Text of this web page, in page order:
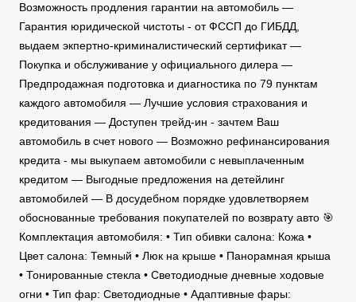
Возможность продления гарантии на автомобиль —
Гарантия юридической чистоты - от ФССП до ГИБДД,
выдаем экпертно-криминалистический сертификат —
Покупка и обслуживание у официального дилера —
Предпродажная подготовка и диагностика по 79 пунктам
каждого автомобиля — Лучшие условия страхования и
кредитования — Доступен трейд-ин - зачтем Ваш
автомобиль в счет нового — Возможно рефинансирования
кредита - мы выкупаем автомобили с невыплаченным
кредитом — Выгодные предложения на детейлинг
автомобилей — В досудебном порядке удовлетворяем
обоснованные требования покупателей по возврату авто 🎯
Комплектация автомобиля: • Тип обивки салона: Кожа •
Цвет салона: Темный • Люк на крыше • Панорамная крыша
• Тонированные стекла • Светодиодные дневные ходовые
огни • Тип фар: Светодиодные • Адаптивные фары: